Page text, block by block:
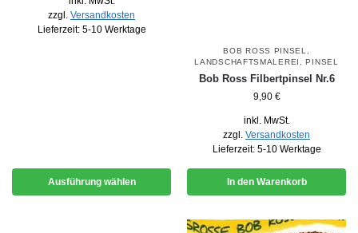
zzgl. Versandkosten
Lieferzeit: 5-10 Werktage
Ausführung wählen
BOB ROSS PINSEL
LANDSCHAFTSMALEREI
,PINSEL
Bob Ross Filbertpinsel Nr.6
9,90 €
inkl. MwSt.
zzgl. Versandkosten
Lieferzeit: 5-10 Werktage
In den Warenkorb